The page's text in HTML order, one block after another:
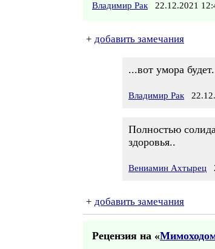
Владимир Рак 22.12.2021
+ добавить замечания
...вот умора будет.
Владимир Рак
Полностью
здоровья..
Вениамин Ахтырец
+ добавить замечания
Рецензия на «